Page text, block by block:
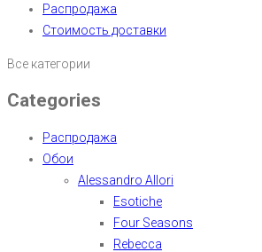
Распродажа
Стоимость доставки
Все категории
Categories
Распродажа
Обои
Alessandro Allori
Esotiche
Four Seasons
Rebecca